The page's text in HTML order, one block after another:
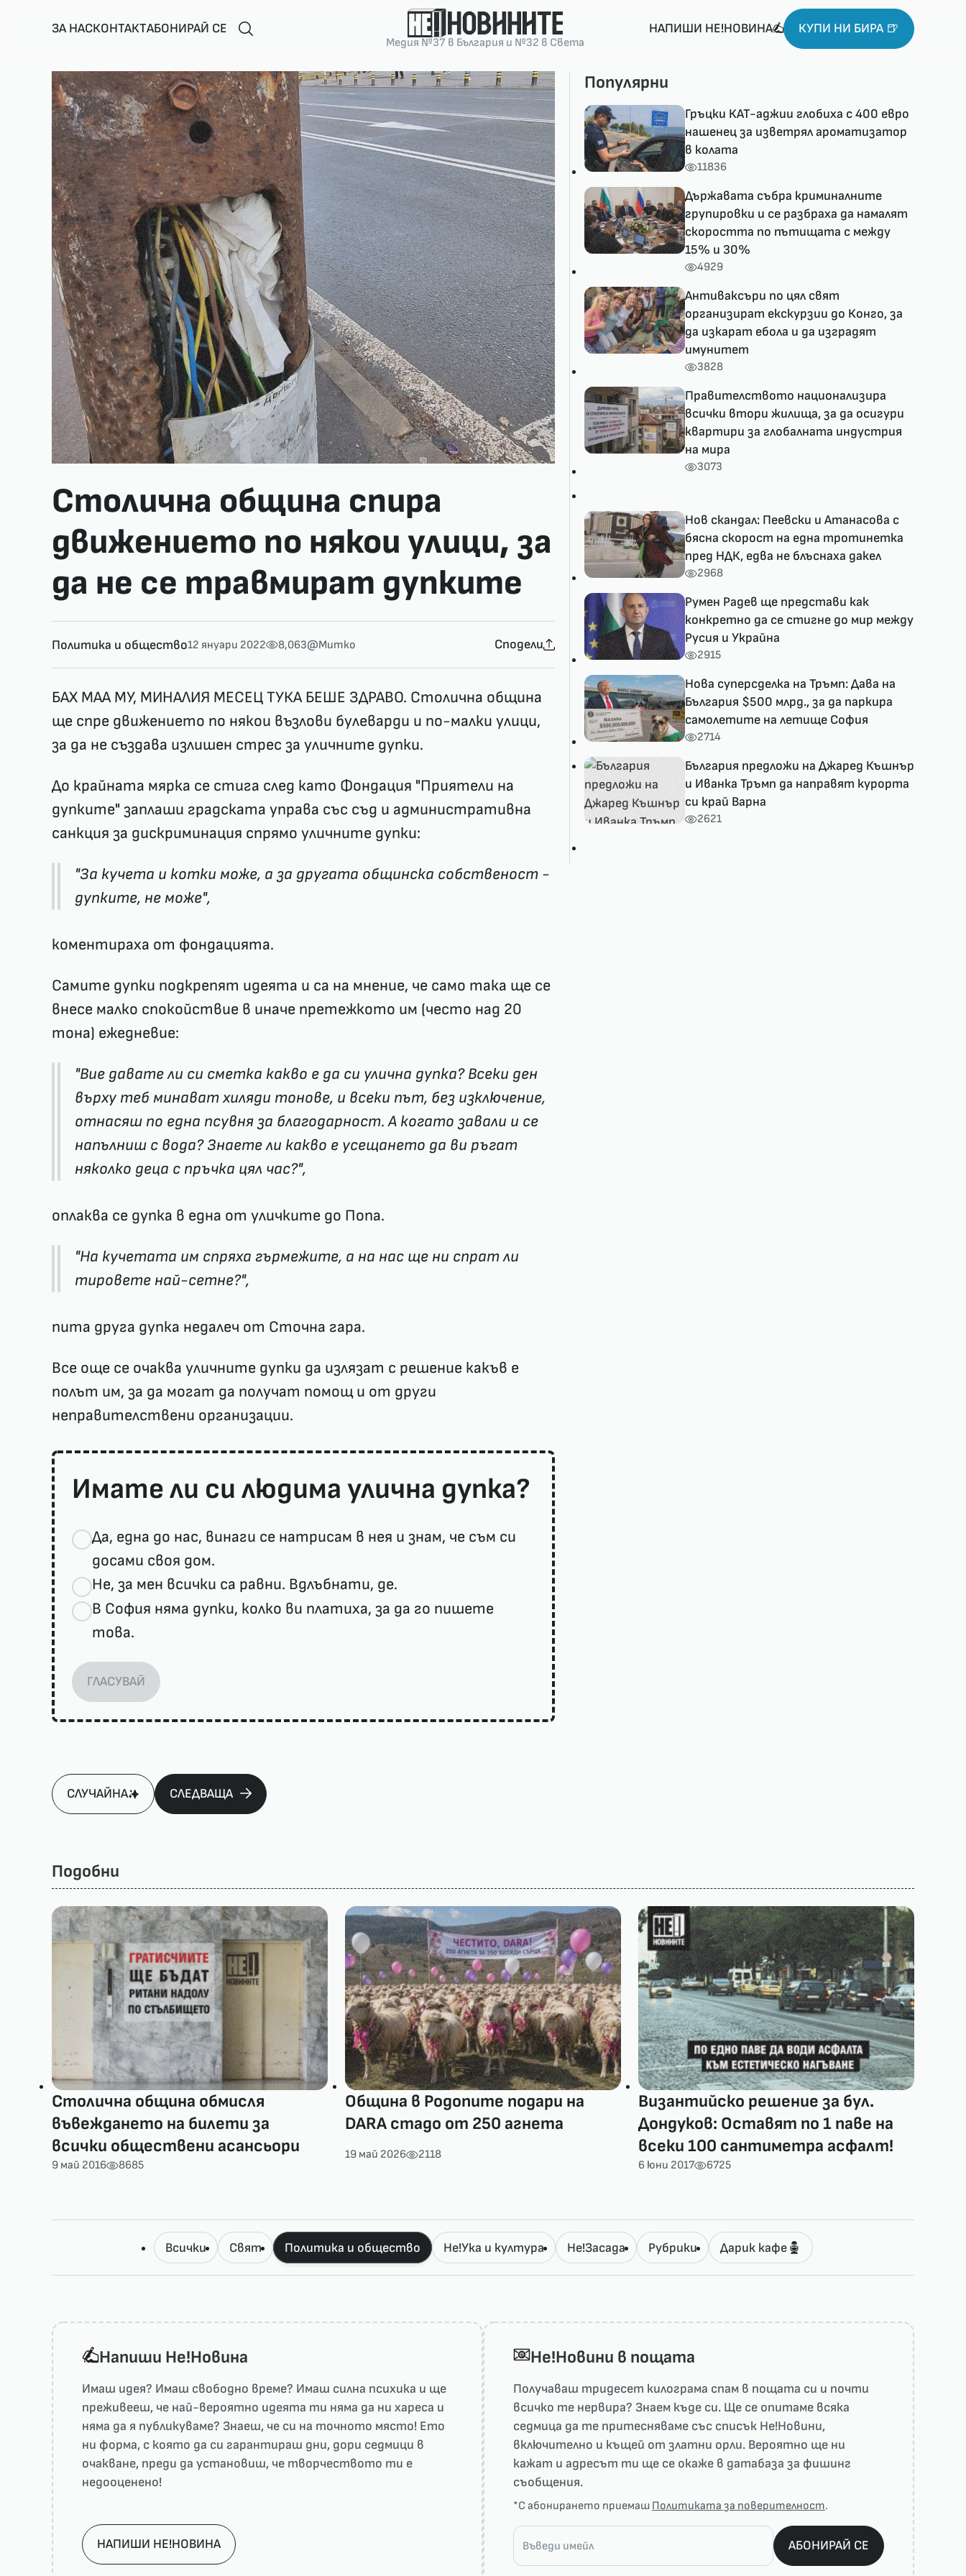
ЗА НАСКОНТАКТАБОНИРАЙ СЕ
Медия №37 в България и №32 в Света
НАПИШИ НЕ!НОВИНА КУПИ НИ БИРА 🍺
Столична община спира
движението по някои улици, за
да не се травмират дупките
Политика и общество12 януари 2022 8,063@Митко Сподели
БАХ МАА МУ, МИНАЛИЯ МЕСЕЦ ТУКА БЕШЕ ЗДРАВО. Столична община
ще спре движението по някои възлови булеварди и по-малки улици,
за да не създава излишен стрес за уличните дупки.
До крайната мярка се стига след като Фондация "Приятели на
дупките" заплаши градската управа със съд и административна
санкция за дискриминация спрямо уличните дупки:
"За кучета и котки може, а за другата общинска собственост -
дупките, не може",
коментираха от фондацията.
Самите дупки подкрепят идеята и са на мнение, че само така ще се
внесе малко спокойствие в иначе претежкото им (често над 20
тона) ежедневие:
"Вие давате ли си сметка какво е да си улична дупка? Всеки ден
върху теб минават хиляди тонове, и всеки път, без изключение,
отнасяш по една псувня за благодарност. А когато завали и се
напълниш с вода? Знаете ли какво е усещането да ви ръгат
няколко деца с пръчка цял час?",
оплаква се дупка в една от уличките до Попа.
"На кучетата им спряха гърмежите, а на нас ще ни спрат ли
тировете най-сетне?",
пита друга дупка недалеч от Сточна гара.
Все още се очаква уличните дупки да излязат с решение какъв е
полът им, за да могат да получат помощ и от други
неправителствени организации.
Имате ли си людима улична дупка?
Да, една до нас, винаги се натрисам в нея и знам, че съм си
досами своя дом.
Не, за мен всички са равни. Вдлъбнати, де.
В София няма дупки, колко ви платиха, за да го пишете
това.
ГЛАСУВАЙ
СЛУЧАЙНА СЛЕДВАЩА
Популярни
Гръцки КАТ-аджии глобиха с 400 евро
нашенец за изветрял ароматизатор
в колата
11836
Държавата събра криминалните
групировки и се разбраха да намалят
скоростта по пътищата с между
15% и 30%
4929
Антиваксъри по цял свят
организират екскурзии до Конго, за
да изкарат ебола и да изградят
имунитет
3828
Правителството национализира
всички втори жилища, за да осигури
квартири за глобалната индустрия
на мира
3073
Нов скандал: Пеевски и Атанасова с
бясна скорост на една тротинетка
пред НДК, едва не блъснаха дакел
2968
Румен Радев ще представи как
конкретно да се стигне до мир между
Русия и Украйна
2915
Нова суперсделка на Тръмп: Дава на
България $500 млрд., за да паркира
самолетите на летище София
2714
България предложи на Джаред Къшнър
и Иванка Тръмп да направят курорта
си край Варна
2621
Подобни
Столична община обмисля
въвеждането на билети за
всички обществени асансьори
9 май 2016 8685
Община в Родопите подари на
DARA стадо от 250 агнета
19 май 2026 2118
Византийско решение за бул.
Дондуков: Оставят по 1 паве на
всеки 100 сантиметра асфалт!
6 юни 2017 6725
Всички Свят Политика и общество Не!Ука и култура Не!Засада Рубрики Дарик кафе
Напиши He!Новина
Имаш идея? Имаш свободно време? Имаш силна психика и ще
преживееш, че най-вероятно идеята ти няма да ни харесa и
няма да я публикуваме? Знаеш, че си на точното място! Ето
ни форма, с която да си гарантираш дни, дори седмици в
очакване, преди да установиш, че творчеството ти е
недооценено!
НАПИШИ НЕ!НОВИНА
He!Новини в пощата
Получаваш тридесет килограма спам в пощата си и почти
всичко те нервира? Знаем къде си. Ще се опитаме всяка
седмица да те притесняваме със списък He!Новини,
включително и къщей от златни орли. Вероятно ще ни
кажат и адресът ти ще се окаже в датабаза за фишинг
съобщения.
*С абонирането приемаш Политиката за поверителност.
АБОНИРАЙ СЕ